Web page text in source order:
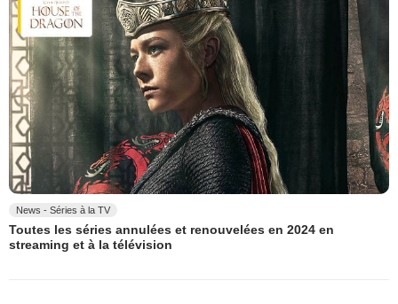
News - Séries à la TV
Toutes les séries annulées et renouvelées en 2024 en
streaming et à la télévision